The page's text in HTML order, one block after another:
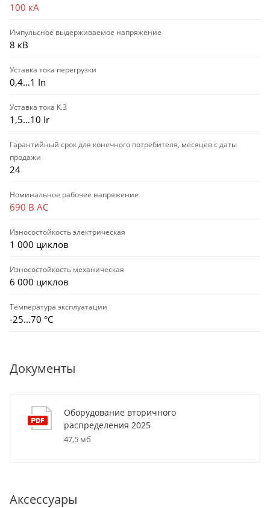
100 кА
Импульсное выдерживаемое напряжение
8 кВ
Уставка тока перегрузки
0,4…1 In
Уставка тока К.З
1,5…10 Ir
Гарантийный срок для конечного потребителя, месяцев с даты
продажи
24
Номинальное рабочее напряжение
690 В AC
Износостойкость электрическая
1 000 циклов
Износостойкость механическая
6 000 циклов
Температура эксплуатации
-25…70 °C
Документы
Оборудование вторичного
распределения 2025
47,5 мб
Аксессуары